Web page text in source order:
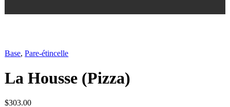
Base,Pare-étincelle
La Housse (Pizza)
$303.00